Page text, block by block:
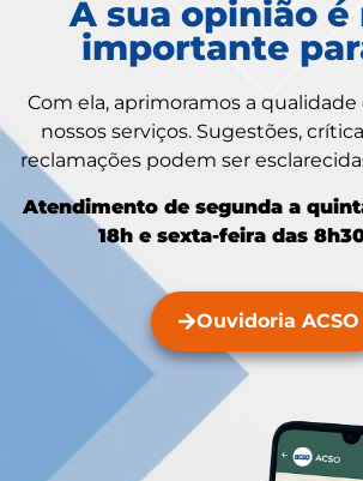
A sua opinião
importante
Com ela, aprimoramos a
nossos serviços. Sugestões,
reclamações podem ser
Atendimento de segunda a
18h e sexta-feira das
Ouvidoria ACSO